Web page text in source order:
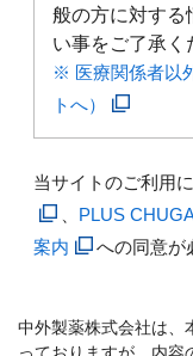
般の方に対する
い事をご了承く
※ 医療関係者以
トへ）
当サイトのご利用
PLUS
案内
への同意が
中外製薬株式会社は、
っておりますが、内容